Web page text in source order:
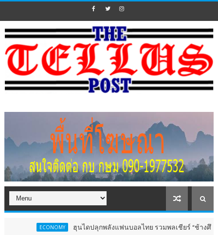
ฮุนไดปลุกพลังแฟนบอลไทย รวมพลเชียร์ “ช้างศึก” ลุยเมียนม